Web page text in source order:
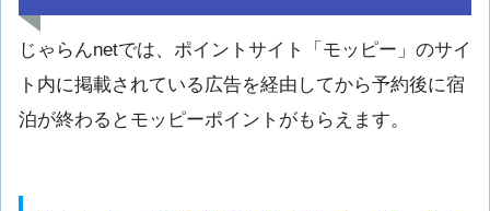
じゃらんnetでは、ポイントサイト「モッピー」のサイ
ト内に掲載されている広告を経由してから予約後に宿
泊が終わるとモッピーポイントがもらえます。